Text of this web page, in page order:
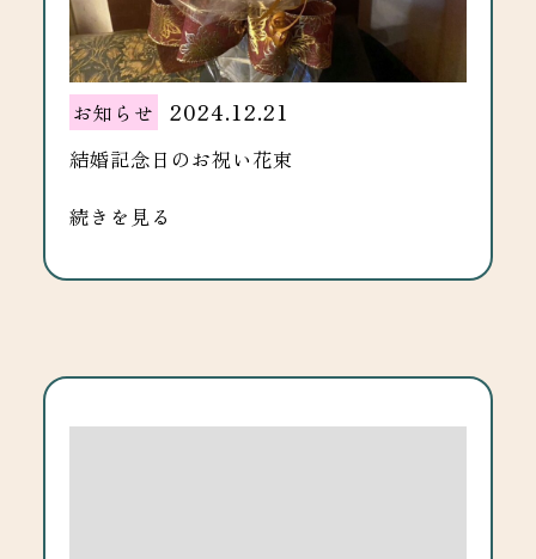
お知らせ 2024.12.21
結婚記念日のお祝い花束
続きを見る